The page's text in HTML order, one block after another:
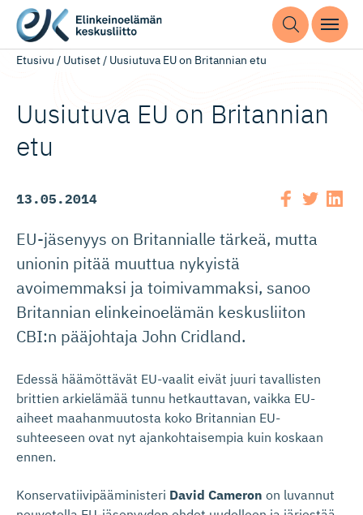
Etusivu / Uutiset/ Uusiutuva EU on Britannian etu
Uusiutuva EU on Britannian
etu
13.05.2014
EU-jäsenyys on Britannialle tärkeä, mutta
unionin pitää muuttua nykyistä
avoimemmaksi ja toimivammaksi, sanoo
Britannian elinkeinoelämän keskusliiton
CBI:n pääjohtaja John Cridland.
Edessä häämöttävät EU-vaalit eivät juuri tavallisten
brittien arkielämää tunnu hetkauttavan, vaikka EU-
aiheet maahanmuutosta koko Britannian EU-
suhteeseen ovat nyt ajankohtaisempia kuin koskaan
ennen.
Konservatiivipääministeri David Cameron on luvannut